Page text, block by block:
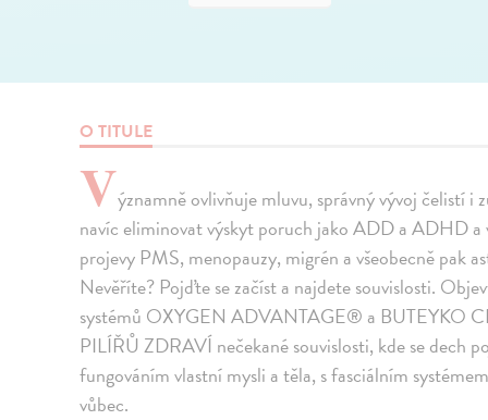
O TITULE
Významně ovlivňuje mluvu, správný vývoj čelistí
navíc eliminovat výskyt poruch jako ADD a ADHD a
projevy PMS, menopauzy, migrén a všeobecně pak
Nevěříte? Pojďte se začíst a najdete souvislosti.
systémů OXYGEN ADVANTAGE® a BUTEYKO
PILÍŘŮ ZDRAVÍ nečekané souvislosti, kde se dech
fungováním vlastní mysli a těla, s fasciálním
vůbec.